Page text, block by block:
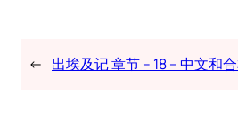
← 出埃及记 章节 – 18 – 中文和